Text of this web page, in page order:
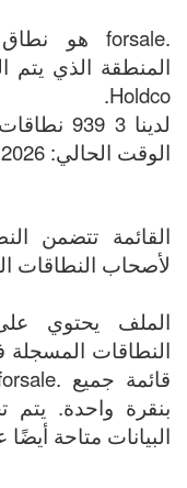
Holdco.
الوقت الحالي: 06.08.2026.
القائمة تتضمن
لأصحاب النطاقات
الملف يحتوي على
بنقرة واحدة. يتم
البيانات متاحة أيضًا